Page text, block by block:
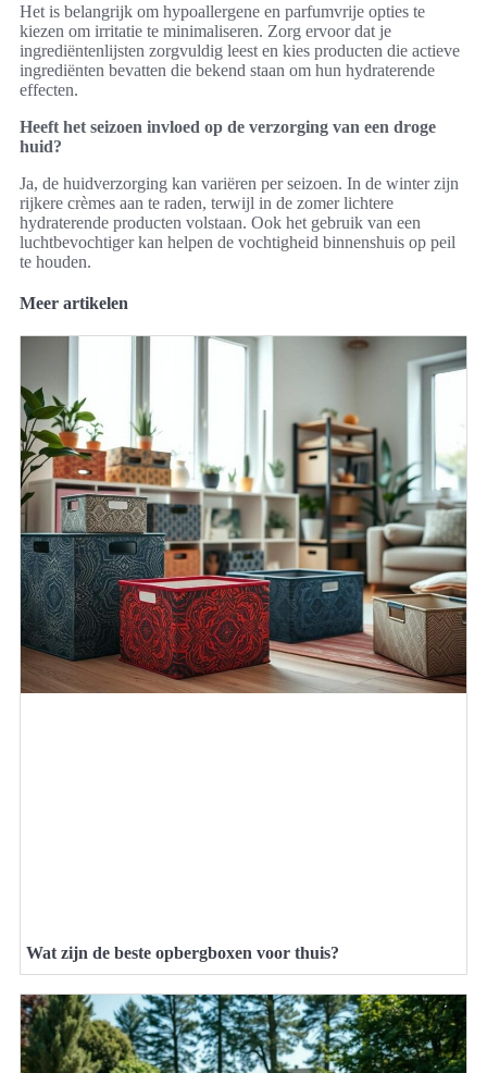
Het is belangrijk om hypoallergene en parfumvrije opties te
kiezen om irritatie te minimaliseren. Zorg ervoor dat je
ingrediëntenlijsten zorgvuldig leest en kies producten die actieve
ingrediënten bevatten die bekend staan om hun hydraterende
effecten.
Heeft het seizoen invloed op de verzorging van een droge
huid?
Ja, de huidverzorging kan variëren per seizoen. In de winter zijn
rijkere crèmes aan te raden, terwijl in de zomer lichtere
hydraterende producten volstaan. Ook het gebruik van een
luchtbevochtiger kan helpen de vochtigheid binnenshuis op peil
te houden.
Meer artikelen
Wat zijn de beste opbergboxen voor thuis?